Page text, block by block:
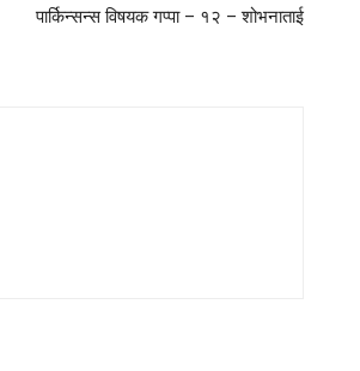
पार्किन्सन्स विषयक गप्पा – १२ – शोभनाताई